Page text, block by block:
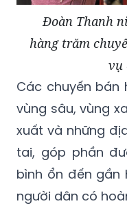
Đoàn Thanh
hàng trăm
vụ
Các chuyến bán
vùng sâu, vùng
xuất và những
tai, góp phần
bình ổn đến gần
người dân có